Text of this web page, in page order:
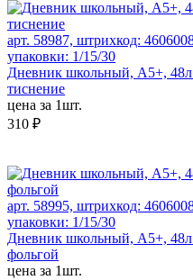
арт. 58987, штрихкод:
упаковки: 1/15/30
Дневник школьный, А5+,
тиснение
цена за 1шт.
310 ₽
арт. 58995, штрихкод:
упаковки: 1/15/30
Дневник школьный, А5+,
фольгой
цена за 1шт.